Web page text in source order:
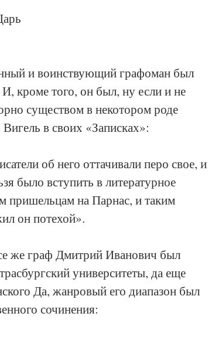
и воинствующий графоман был
И, кроме того, он был, ну если и не
существом в некотором роде
в своих «Записках»:
об него оттачивали перо свое, и
было вступить в литературное
пришельцам на Парнас, и таким
он потехой».
же граф Дмитрий Иванович был
университеты, да еще
Да, жанровый его диапазон был
сочинения: